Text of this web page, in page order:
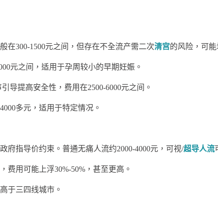
在300-1500元之间，但存在不全流产需二次清宫的风险，可
元之间，适用于孕周较小的早期妊娠。
提高安全性，费用在2500-6000元之间。
多元，适用于特定情况。
指导价约束。普通无痛人流约2000-4000元，可视/超导人流
用可能上浮30%-50%，甚至更高。
三四线城市。